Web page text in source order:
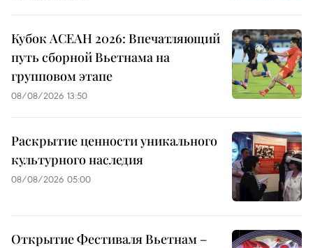
Кубок АСЕАН 2026: Впечатляющий
путь сборной Вьетнама на
групповом этапе
08/08/2026 13:50
Раскрытие ценности уникального
культурного наследия
08/08/2026 05:00
Открытие Фестиваля Вьетнам –